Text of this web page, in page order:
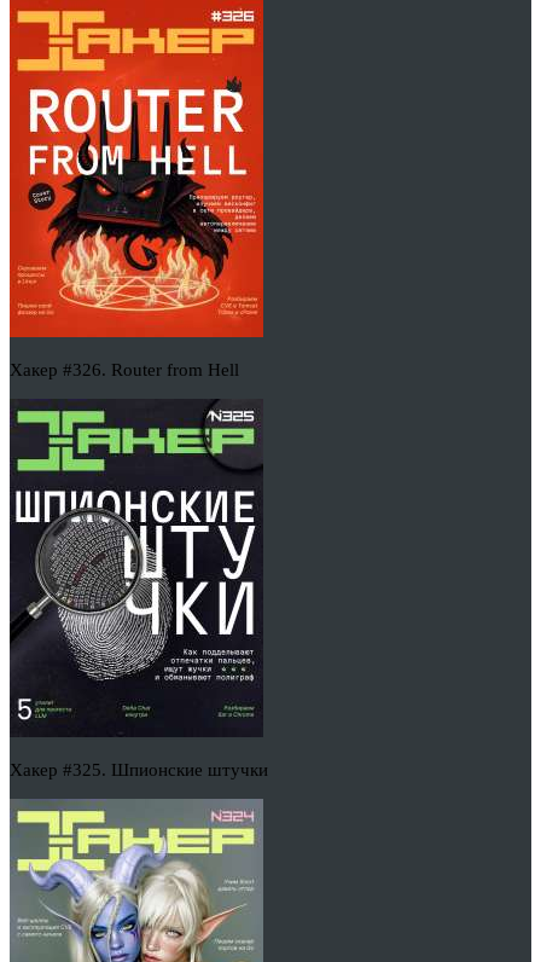
Хакер #326. Router from Hell
Хакер #325. Шпионские штучки